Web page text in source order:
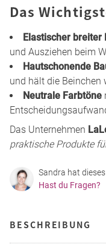
Das
Elastischer breiter
und Ausziehen beim
Hautschonende
und hält die Beinchen
Neutrale Farbtöne
Das Unternehmen
praktische Produkte
Sandra hat
Hast du Fragen?
BESCHREIBUNG